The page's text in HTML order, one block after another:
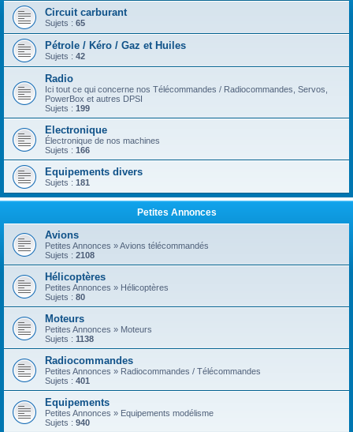
Circuit carburant
Sujets : 65
Pétrole / Kéro / Gaz et Huiles
Sujets : 42
Radio
Ici tout ce qui concerne nos Télécommandes / Radiocommandes, Servos,
PowerBox et autres DPSI
Sujets : 199
Electronique
Électronique de nos machines
Sujets : 166
Equipements divers
Sujets : 181
Petites Annonces
Avions
Petites Annonces » Avions télécommandés
Sujets : 2108
Hélicoptères
Petites Annonces » Hélicoptères
Sujets : 80
Moteurs
Petites Annonces » Moteurs
Sujets : 1138
Radiocommandes
Petites Annonces » Radiocommandes / Télécommandes
Sujets : 401
Equipements
Petites Annonces » Equipements modélisme
Sujets : 940